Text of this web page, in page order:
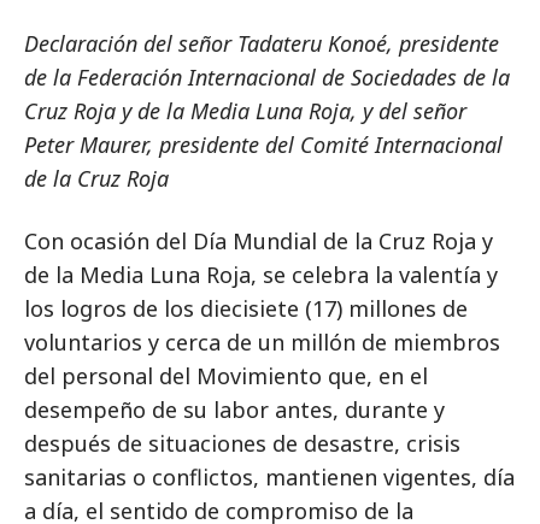
Declaración del señor Tadateru Konoé, presidente
de la Federación Internacional de Sociedades de la
Cruz Roja y de la Media Luna Roja, y del señor
Peter Maurer, presidente del Comité Internacional
de la Cruz Roja
Con ocasión del Día Mundial de la Cruz Roja y
de la Media Luna Roja, se celebra la valentía y
los logros de los diecisiete (17) millones de
voluntarios y cerca de un millón de miembros
del personal del Movimiento que, en el
desempeño de su labor antes, durante y
después de situaciones de desastre, crisis
sanitarias o conflictos, mantienen vigentes, día
a día, el sentido de compromiso de la